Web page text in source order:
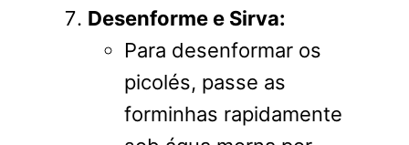
Desenforme e Sirva:
Para desenformar os
picolés, passe as
forminhas rapidamente